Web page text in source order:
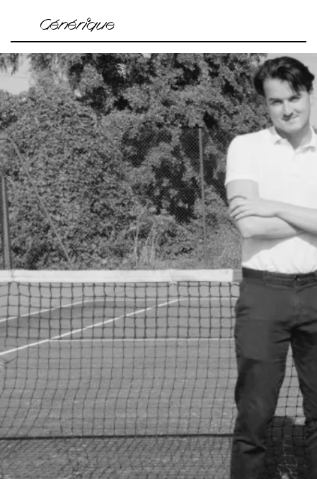
Générique
Mise en scène Juliette Fribourg
Dramaturgie Shane Haddad
Avec Mathilde Wind, Alexandre Locatelli, Arthur Chrisp
Musique Arthur Chrisp
Lumières Fany Combrou